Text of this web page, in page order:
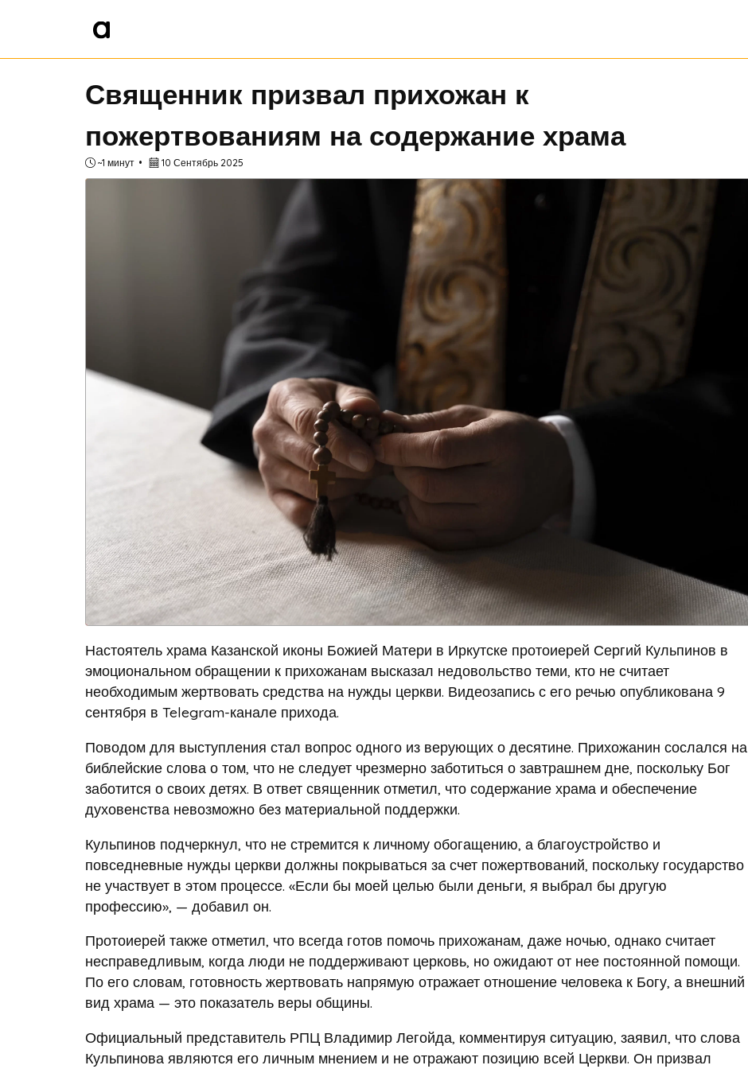
Священник призвал прихожан к
пожертвованиям на содержание храма
~1 минут 10 Сентябрь 2025
Настоятель храма Казанской иконы Божией Матери в Иркутске протоиерей Сергий Кульпинов в
эмоциональном обращении к прихожанам высказал недовольство теми, кто не считает
необходимым жертвовать средства на нужды церкви. Видеозапись с его речью опубликована 9
сентября в Telegram-канале прихода.
Поводом для выступления стал вопрос одного из верующих о десятине. Прихожанин сослался на
библейские слова о том, что не следует чрезмерно заботиться о завтрашнем дне, поскольку Бог
заботится о своих детях. В ответ священник отметил, что содержание храма и обеспечение
духовенства невозможно без материальной поддержки.
Кульпинов подчеркнул, что не стремится к личному обогащению, а благоустройство и
повседневные нужды церкви должны покрываться за счет пожертвований, поскольку государство
не участвует в этом процессе. «Если бы моей целью были деньги, я выбрал бы другую
профессию», — добавил он.
Протоиерей также отметил, что всегда готов помочь прихожанам, даже ночью, однако считает
несправедливым, когда люди не поддерживают церковь, но ожидают от нее постоянной помощи.
По его словам, готовность жертвовать напрямую отражает отношение человека к Богу, а внешний
вид храма — это показатель веры общины.
Официальный представитель РПЦ Владимир Легойда, комментируя ситуацию, заявил, что слова
Кульпинова являются его личным мнением и не отражают позицию всей Церкви. Он призвал